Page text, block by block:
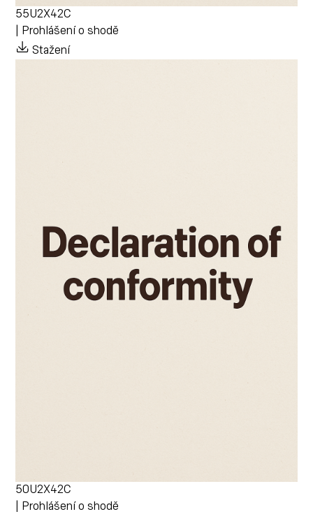
55U2X42C
| Prohlášení o shodě
Stažení
50U2X42C
| Prohlášení o shodě